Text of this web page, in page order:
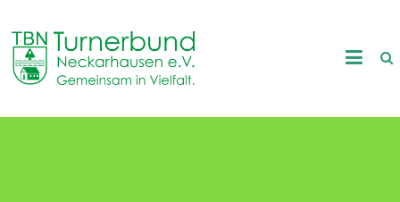
content
TB
Neckarhausen